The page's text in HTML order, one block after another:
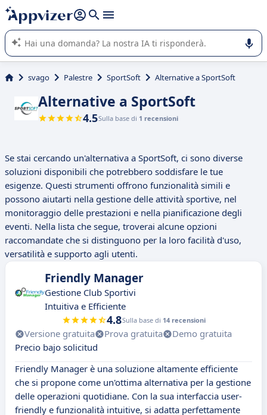
righe con
shift + enter
L'IA di Appvizer vi guida nell'utilizzo o nella scelta di un
software SaaS per la vostra azienda.
svago Palestre SportSoft Alternative a SportSoft
Alternative a SportSoft
4.5Sulla base di 1 recensioni
Se stai cercando un'alternativa a SportSoft, ci sono diverse
soluzioni disponibili che potrebbero soddisfare le tue
esigenze. Questi strumenti offrono funzionalità simili e
possono aiutarti nella gestione delle attività sportive, nel
monitoraggio delle prestazioni e nella pianificazione degli
eventi. Nella lista che segue, troverai alcune opzioni
raccomandate che si distinguono per la loro facilità d'uso,
versatilità e supporto agli utenti.
Friendly Manager
Gestione Club Sportivi
Intuitiva e Efficiente
4.8Sulla base di 14 recensioni
Versione gratuita Prova gratuita
Demo gratuita
Precio bajo solicitud
Friendly Manager è una soluzione altamente efficiente
che si propone come un'ottima alternativa per la gestione
delle operazioni quotidiane. Con la sua interfaccia user-
friendly e funzionalità intuitive, si adatta perfettamente